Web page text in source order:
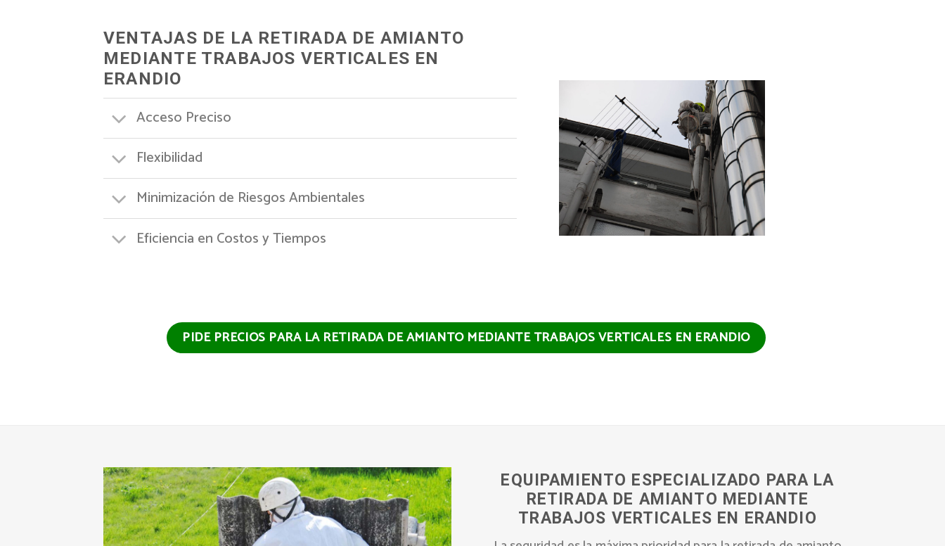
VENTAJAS DE LA RETIRADA DE AMIANTO
MEDIANTE TRABAJOS VERTICALES EN
ERANDIO
Acceso Preciso
Flexibilidad
Minimización de Riesgos Ambientales
Eficiencia en Costos y Tiempos
PIDE PRECIOS PARA LA RETIRADA DE AMIANTO MEDIANTE TRABAJOS VERTICALES EN ERANDIO
EQUIPAMIENTO ESPECIALIZADO PARA LA
RETIRADA DE AMIANTO MEDIANTE
TRABAJOS VERTICALES EN ERANDIO